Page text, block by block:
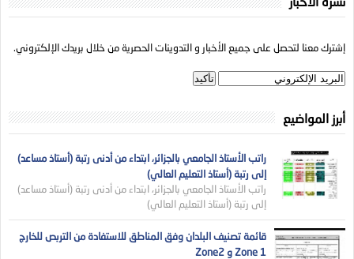
إشترك معنا لتحصل على جميع الأخبار و التدوينات الحصرية من خلال بريدك الإلكتروني.
أبرز المواضيع
راتب الأستاذ الجامعي بالجزائر، ابتداء من أدنى رتبة (أستاذ مساعد)
إلى رتبة (أستاذ التعليم العالي)
راتب الأستاذ الجامعي بالجزائر، ابتداء من أدنى رتبة (أستاذ مساعد)
إلى رتبة (أستاذ التعليم العالي)
قائمة تصنيف البلدان وفق المناطق للاستفادة من التربص للخارج
Zone 1 و Zone2